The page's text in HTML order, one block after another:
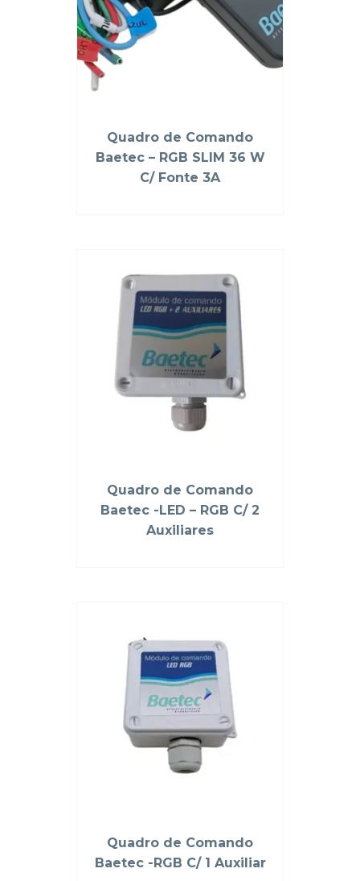
Quadro de Comando
Baetec – RGB SLIM 36 W
C/ Fonte 3A
Quadro de Comando
Baetec -LED – RGB C/ 2
Auxiliares
Quadro de Comando
Baetec -RGB C/ 1 Auxiliar